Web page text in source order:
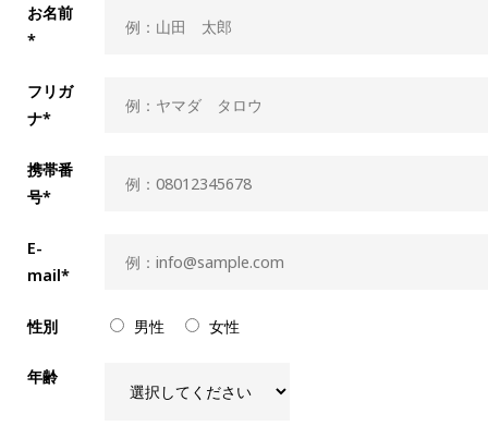
お名前
*
フリガ
ナ*
携帯番
号*
E-
mail*
性別 男性 女性
年齢